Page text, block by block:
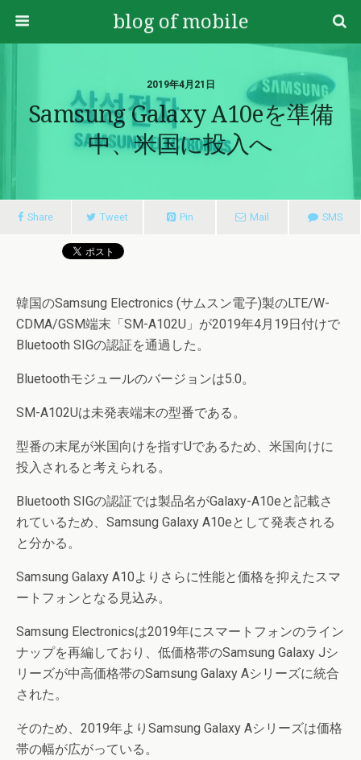
blog of mobile
2019年4月21日
Samsung Galaxy A10eを準備
中、米国に投入へ
Share Tweet Pin Mail SMS
韓国のSamsung Electronics (サムスン電子)製のLTE/W-
CDMA/GSM端末「SM-A102U」が2019年4月19日付けで
Bluetooth SIGの認証を通過した。
Bluetoothモジュールのバージョンは5.0。
SM-A102Uは未発表端末の型番である。
型番の末尾が米国向けを指すUであるため、米国向けに
投入されると考えられる。
Bluetooth SIGの認証では製品名がGalaxy-A10eと記載さ
れているため、Samsung Galaxy A10eとして発表される
と分かる。
Samsung Galaxy A10よりさらに性能と価格を抑えたスマ
ートフォンとなる見込み。
Samsung Electronicsは2019年にスマートフォンのライン
ナップを再編しており、低価格帯のSamsung Galaxy Jシ
リーズが中高価格帯のSamsung Galaxy Aシリーズに統合
された。
そのため、2019年よりSamsung Galaxy Aシリーズは価格
帯の幅が広がっている。